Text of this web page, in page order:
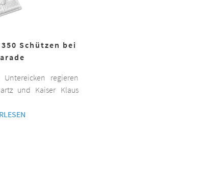
Schützen bei
Untereicken regieren
und Kaiser Klaus